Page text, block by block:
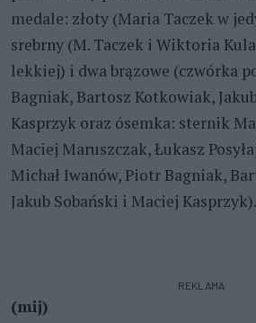
medale: złoty (Maria Taczek w
srebrny (M. Taczek i Wiktoria
lekkiej) i dwa brązowe (czwórka
Bagniak, Bartosz Kotkowiak,
Kasprzyk oraz ósemka: sternik
Maciej Maruszczak, Łukasz
Michał Iwanów, Piotr Bagniak,
Jakub Sobański i Maciej Kasprzyk).
REKLAMA
(mij)